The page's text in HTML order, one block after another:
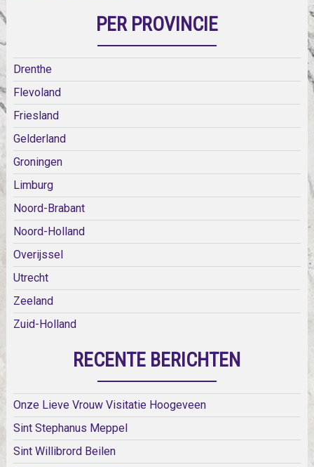
PER PROVINCIE
Drenthe
Flevoland
Friesland
Gelderland
Groningen
Limburg
Noord-Brabant
Noord-Holland
Overijssel
Utrecht
Zeeland
Zuid-Holland
RECENTE BERICHTEN
Onze Lieve Vrouw Visitatie Hoogeveen
Sint Stephanus Meppel
Sint Willibrord Beilen